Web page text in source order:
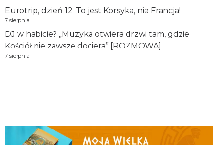
Eurotrip, dzień 12. To jest Korsyka, nie Francja!
7 sierpnia
DJ w habicie? „Muzyka otwiera drzwi tam, gdzie
Kościół nie zawsze dociera” [ROZMOWA]
7 sierpnia